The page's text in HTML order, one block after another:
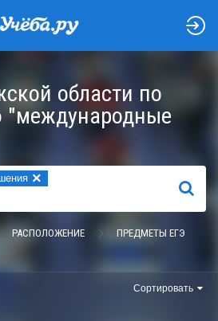
области по
"международные
×
НАЙТИ
РАСПОЛОЖЕНИЕ ПРЕДМЕТЫ ЕГЭ
Сортировать